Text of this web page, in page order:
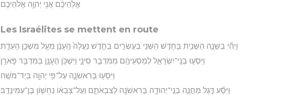
אֱלֹֽהֵיכֶ֔ם אֲנִ֖י יְהוָ֥ה אֱלֹהֵיכֶֽם׃
Les Israélites se mettent en route
וַיְהִ֞י בַּשָּׁנָ֧ה הַשֵּׁנִ֛ית בַּחֹ֥דֶשׁ הַשֵּׁנִ֖י בְּעֶשְׂרִ֣ים בַּחֹ֑דֶשׁ נַעֲלָה֙ הֶֽעָנָ֔ן מֵעַ֖ל מִשְׁכַּ֥ן הָעֵדֻֽת׃
וַיִּסְע֧וּ בְנֵֽי־יִשְׂרָאֵ֛ל לְמַסְעֵיהֶ֖ם מִמִּדְבַּ֣ר סִינָ֑י וַיִּשְׁכֹּ֥ן הֶעָנָ֖ן בְּמִדְבַּ֥ר פָּארָֽן׃
וַיִּסְע֖וּ בָּרִאשֹׁנָ֑ה עַל־פִּ֥י יְהוָ֖ה בְּיַד־מֹשֶֽׁה׃
וַיִּסַּ֞ע דֶּ֣גֶל מַחֲנֵ֧ה בְנֵֽי־יְהוּדָ֛ה בָּרִאשֹׁנָ֖ה לְצִבְאֹתָ֑ם וְעַל־צְבָא֔וֹ נַחְשׁ֖וֹן בֶּן־עַמִּינָדָֽב׃